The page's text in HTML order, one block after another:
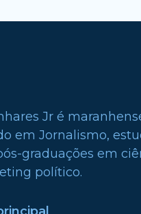
Jr é
em Jornalismo,
graduações em
político.